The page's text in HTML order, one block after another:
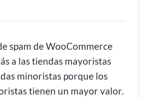
spam de WooCommerce
a las tiendas mayoristas
minoristas porque los
tienen un mayor valor.